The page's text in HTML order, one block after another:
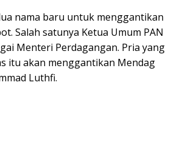
nama baru untuk menggantikan
Salah satunya Ketua Umum PAN
Menteri Perdagangan. Pria yang
itu akan menggantikan Mendag
Luthfi.